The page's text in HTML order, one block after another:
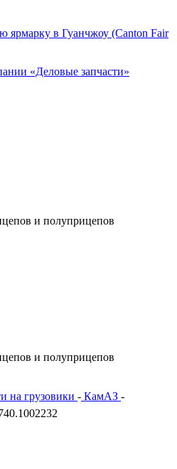
ярмарку в Гуанчжоу (Canton Fair
«Деловые запчасти»
и полуприцепов
и полуприцепов
на грузовики
КамАЗ